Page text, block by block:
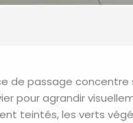
de passage
pour agrandir
teintés, les verts